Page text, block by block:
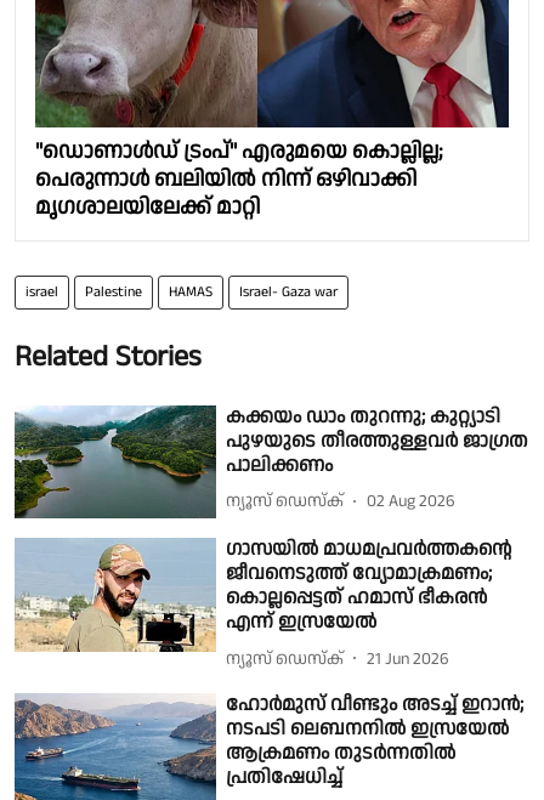
"ഡൊണാൾഡ് ട്രംപ്" എരുമയെ കൊല്ലില്ല;
പെരുന്നാൾ ബലിയിൽ നിന്ന് ഒഴിവാക്കി
മൃഗശാലയിലേക്ക് മാറ്റി
israel Palestine HAMAS Israel- Gaza war
Related Stories
കക്കയം ഡാം തുറന്നു; കുറ്റ്യാടി
പുഴയുടെ തീരത്തുള്ളവർ ജാഗ്രത
പാലിക്കണം
ന്യൂസ് ഡെസ്ക് 02 Aug 2026
ഗാസയിൽ മാധമപ്രവർത്തകൻ്റെ
ജീവനെടുത്ത് വ്യോമാക്രമണം;
കൊല്ലപ്പെട്ടത് ഹമാസ് ഭീകരൻ
എന്ന് ഇസ്രയേൽ
ന്യൂസ് ഡെസ്ക് 21 Jun 2026
ഹോർമുസ് വീണ്ടും അടച്ച് ഇറാന്‍;
നടപടി ലെബനനിൽ ഇസ്രയേൽ
ആക്രമണം തുടർന്നതിൽ
പ്രതിഷേധിച്ച്